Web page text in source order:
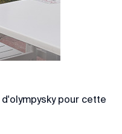
pour cette